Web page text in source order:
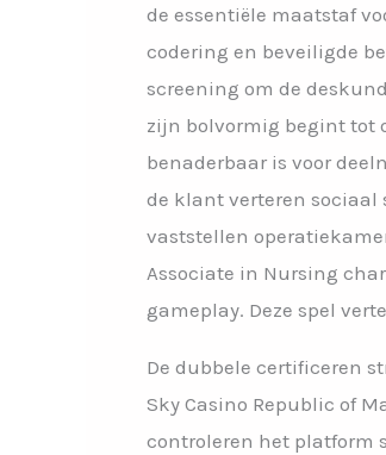
de essentiële maatstaf
codering en beveiligde
screening om de
zijn bolvormig begint tot
benaderbaar is voor
de klant verteren sociaal
vaststellen
Associate in Nursing
gameplay. Deze spel
De dubbele certificeren
Sky Casino Republic of
controleren het platform